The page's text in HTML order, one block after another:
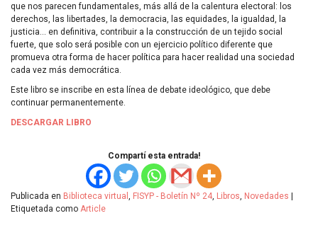
que nos parecen fundamentales, más allá de la calentura electoral: los
derechos, las libertades, la democracia, las equidades, la igualdad, la
justicia… en definitiva, contribuir a la construcción de un tejido social
fuerte, que solo será posible con un ejercicio político diferente que
promueva otra forma de hacer política para hacer realidad una sociedad
cada vez más democrática.
Este libro se inscribe en esta línea de debate ideológico, que debe
continuar permanentemente.
DESCARGAR LIBRO
Compartí esta entrada!
Publicada en Biblioteca virtual FISYP - Boletín Nº 24 Libros Novedades |
Etiquetada como Article